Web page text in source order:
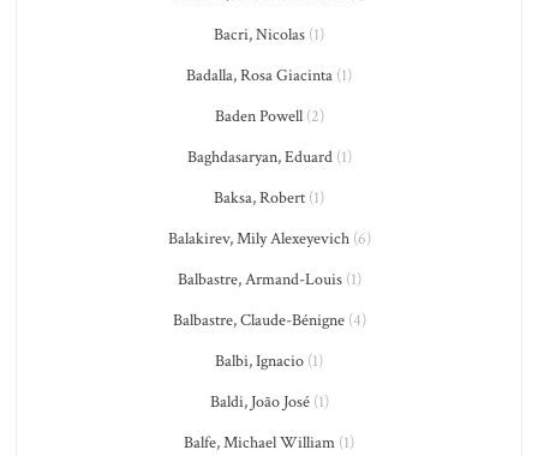
Bacri, Nicolas (1)
Badalla, Rosa Giacinta (1)
Baden Powell(2)
Baghdasaryan, Eduard(1)
Baksa, Robert (1)
Balakirev, Mily Alexeyevich(6)
Balbastre, Armand-Louis(1)
Balbastre, Claude-Bénigne(4)
Balbi, Ignacio (1)
Baldi, João José(1)
Balfe, Michael William (1)